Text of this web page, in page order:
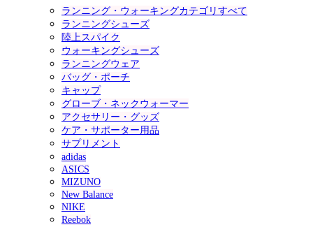
ランニング・ウォーキングカテゴリすべて
ランニングシューズ
陸上スパイク
ウォーキングシューズ
ランニングウェア
バッグ・ポーチ
キャップ
グローブ・ネックウォーマー
アクセサリー・グッズ
ケア・サポーター用品
サプリメント
adidas
ASICS
MIZUNO
New Balance
NIKE
Reebok